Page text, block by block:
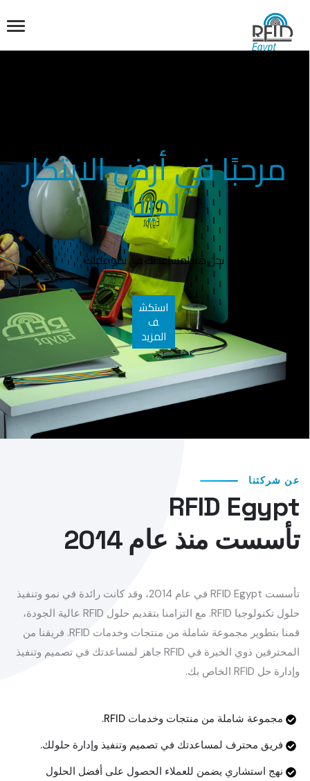
نحن هنا لمساعدتك في نمو عملك
مرحبًا في أرض الابتكار
لدينا
استكش
ف
المزيد
عن شركتنا
RFID Egypt
تأسست منذ عام 2014
تأسست RFID Egypt في عام 2014، وقد كانت رائدة في نمو وتنفيذ
حلول تكنولوجيا RFID. مع التزامنا بتقديم حلول RFID عالية الجودة،
قمنا بتطوير مجموعة شاملة من منتجات وخدمات RFID. فريقنا من
المحترفين ذوي الخبرة في RFID جاهز لمساعدتك في تصميم وتنفيذ
وإدارة حل RFID الخاص بك.
مجموعة شاملة من منتجات وخدمات RFID.
فريق محترف لمساعدتك في تصميم وتنفيذ وإدارة حلولك.
نهج استشاري يضمن للعملاء الحصول على أفضل الحلول